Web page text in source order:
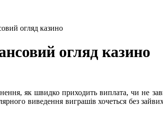
огляд казино
огляд казино
як швидко приходить виплата, чи не
виведення виграшів хочеться без